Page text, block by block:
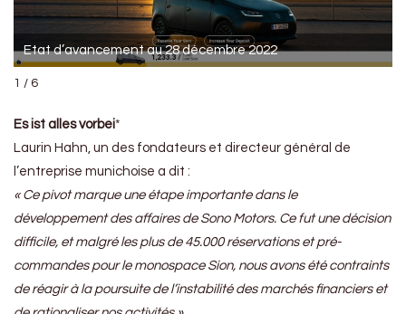
Etat d’avancement au 28 décembre 2022
1 / 6
Es ist alles vorbei*
Laurin Hahn, un des fondateurs et directeur général de
l’entreprise munichoise a dit :
« Ce pivot marque une étape importante dans le
développement des affaires de Sono Motors. Ce fut une décision
difficile, et malgré les plus de 45.000 réservations et pré-
commandes pour le monospace Sion, nous avons été contraints
de réagir à la poursuite de l’instabilité des marchés financiers et